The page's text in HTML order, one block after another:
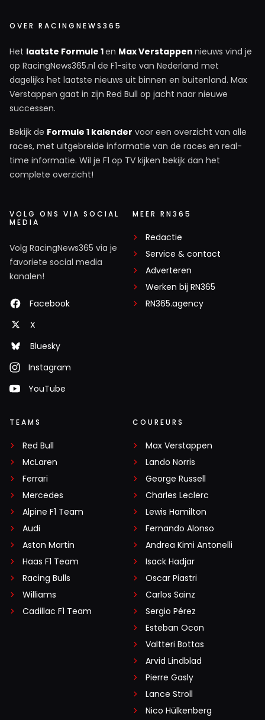
OVER RACINGNEWS365
Het laatste Formule 1en Max Verstappen nieuws vind je
op RacingNews365.nl de F1-site van Nederland met
dagelijks het laatste nieuws uit binnen en buitenland. Max
Verstappen gaat in zijn Red Bull op jacht naar nieuwe
successen.
Bekijk de Formule 1 kalender voor een overzicht van alle
races, met uitgebreide informatie van de races en real-
time informatie. Wil je F1 op TV kijken bekijk dan het
complete overzicht!
VOLG ONS VIA SOCIAL
MEDIA
Volg RacingNews365 via je
favoriete social media
kanalen!
Facebook
X
Bluesky
Instagram
YouTube
MEER RN365
Redactie
Service & contact
Adverteren
Werken bij RN365
RN365.agency
TEAMS
Red Bull
McLaren
Ferrari
Mercedes
Alpine F1 Team
Audi
Aston Martin
Haas F1 Team
Racing Bulls
Williams
Cadillac F1 Team
COUREURS
Max Verstappen
Lando Norris
George Russell
Charles Leclerc
Lewis Hamilton
Fernando Alonso
Andrea Kimi Antonelli
Isack Hadjar
Oscar Piastri
Carlos Sainz
Sergio Pérez
Esteban Ocon
Valtteri Bottas
Arvid Lindblad
Pierre Gasly
Lance Stroll
Nico Hülkenberg